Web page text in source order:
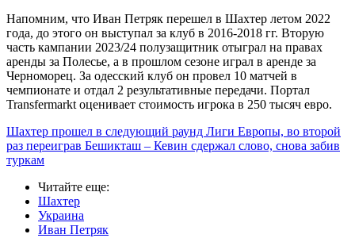
Напомним, что Иван Петряк перешел в Шахтер летом 2022
года, до этого он выступал за клуб в 2016-2018 гг. Вторую
часть кампании 2023/24 полузащитник отыграл на правах
аренды за Полесье, а в прошлом сезоне играл в аренде за
Черноморец. За одесский клуб он провел 10 матчей в
чемпионате и отдал 2 результативные передачи. Портал
Transfermarkt оценивает стоимость игрока в 250 тысяч евро.
Шахтер прошел в следующий раунд Лиги Европы, во второй
раз переиграв Бешикташ – Кевин сдержал слово, снова забив
туркам
Читайте еще:
Шахтер
Украина
Иван Петряк